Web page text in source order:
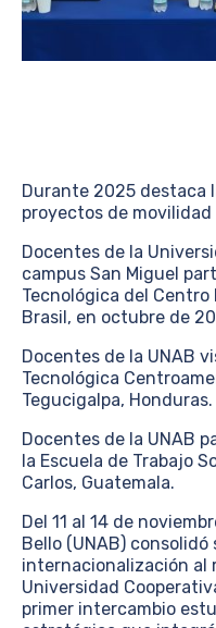
Durante 2025 destaca
proyectos de
Docentes de la
campus San Miguel
Tecnológica del Centro
Brasil, en octubre de
Docentes de la UNAB
Tecnológica
Tegucigalpa, Honduras.
Docentes de la UNAB
la Escuela de Trabajo
Carlos, Guatemala.
Del 11 al 14 de
Bello (UNAB)
internacionalización al
Universidad
primer intercambio